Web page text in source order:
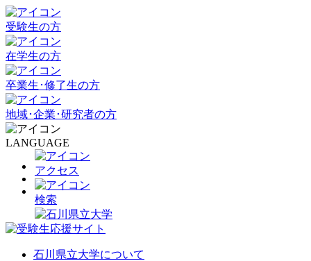
受験生の方
在学生の方
卒業生･修了生の方
地域･企業･研究者の方
LANGUAGE
アクセス
検索
石川県立大学について